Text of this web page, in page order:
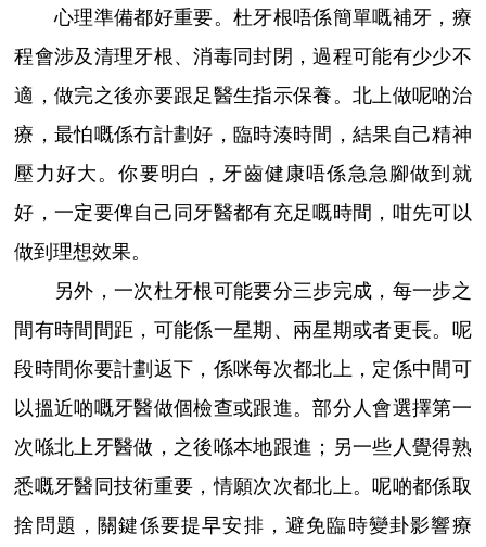
心理準備都好重要。杜牙根唔係簡單嘅補牙，療
程會涉及清理牙根、消毒同封閉，過程可能有少少不
適，做完之後亦要跟足醫生指示保養。北上做呢啲治
療，最怕嘅係冇計劃好，臨時湊時間，結果自己精神
壓力好大。你要明白，牙齒健康唔係急急腳做到就
好，一定要俾自己同牙醫都有充足嘅時間，咁先可以
做到理想效果。
另外，一次杜牙根可能要分三步完成，每一步之
間有時間間距，可能係一星期、兩星期或者更長。呢
段時間你要計劃返下，係咪每次都北上，定係中間可
以搵近啲嘅牙醫做個檢查或跟進。部分人會選擇第一
次喺北上牙醫做，之後喺本地跟進；另一些人覺得熟
悉嘅牙醫同技術重要，情願次次都北上。呢啲都係取
捨問題，關鍵係要提早安排，避免臨時變卦影響療